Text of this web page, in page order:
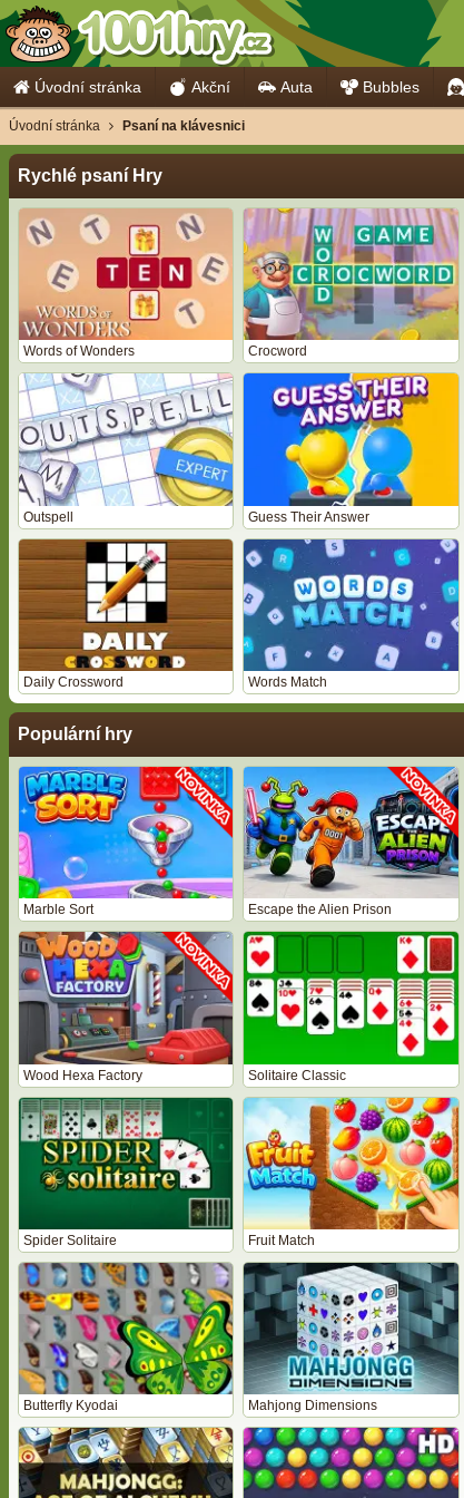
Úvodní stránka Akční Auta Bubbles
Rychlé psaní Hry
Words of Wonders Crocword
Outspell Guess Their Answer
Daily Crossword Words Match
Populární hry
Marble Sort Escape the Alien Prison
Wood Hexa Factory Solitaire Classic
Spider Solitaire Fruit Match
Butterfly Kyodai Mahjong Dimensions
Úvodní stránka Psaní na klávesnici